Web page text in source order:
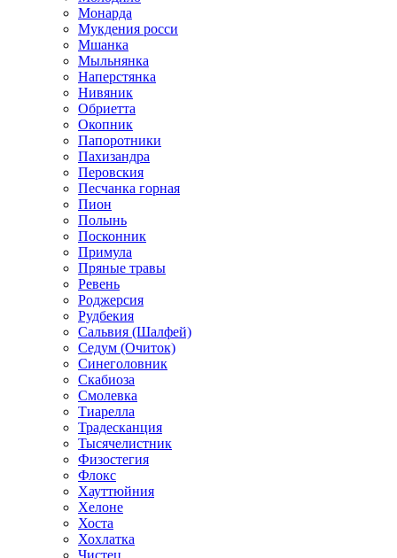
Монарда
Мукдения росси
Мшанка
Мыльнянка
Наперстянка
Нивяник
Обриетта
Окопник
Папоротники
Пахизандра
Перовския
Песчанка горная
Пион
Полынь
Посконник
Примула
Пряные травы
Ревень
Роджерсия
Рудбекия
Сальвия (Шалфей)
Седум (Очиток)
Синеголовник
Скабиоза
Смолевка
Тиарелла
Традесканция
Тысячелистник
Физостегия
Флокс
Хауттюйния
Хелоне
Хоста
Хохлатка
Чистец